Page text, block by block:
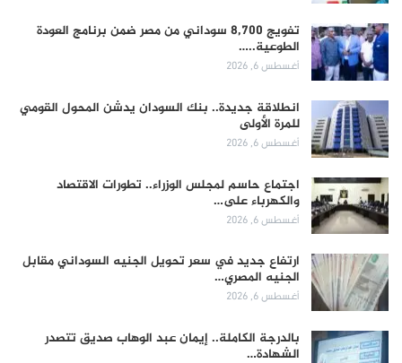
تفويج 8,700 سوداني من مصر ضمن برنامج العودة
الطوعية..…
أغسطس 6, 2026
انطلاقة جديدة.. بنك السودان يدشن المحول القومي
للمرة الأولى
أغسطس 6, 2026
اجتماع حاسم لمجلس الوزراء.. تطورات الاقتصاد
والكهرباء على…
أغسطس 6, 2026
ارتفاع جديد في سعر تحويل الجنيه السوداني مقابل
الجنيه المصري…
أغسطس 6, 2026
بالدرجة الكاملة.. إيمان عبد الوهاب صديق تتصدر
الشهادة…